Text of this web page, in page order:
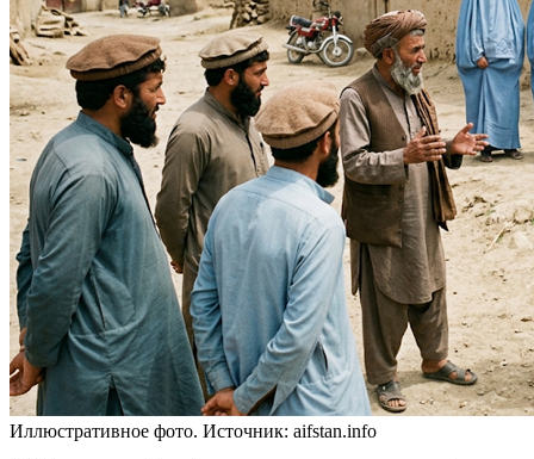
Иллюстративное фото. Источник: aifstan.info